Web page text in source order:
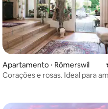
avaliação média de 5, 22
Apartamento ⋅ Römerswil
Corações e rosas. Ideal para